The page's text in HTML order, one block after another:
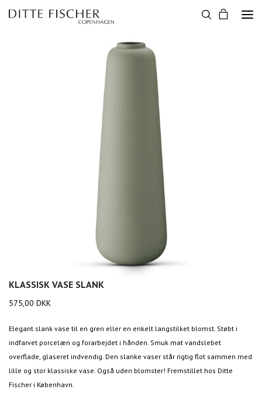
KLASSISK VASE SLANK
575,00 DKK
Elegant slank vase til en gren eller en enkelt langstilket blomst. Støbt i
indfarvet porcelæn og forarbejdet i hånden. Smuk mat vandslebet
overflade, glaseret indvendig. Den slanke vaser står rigtig flot sammen med
lille og stor klassiske vase. Også uden blomster! Fremstillet hos Ditte
Fischer i København.